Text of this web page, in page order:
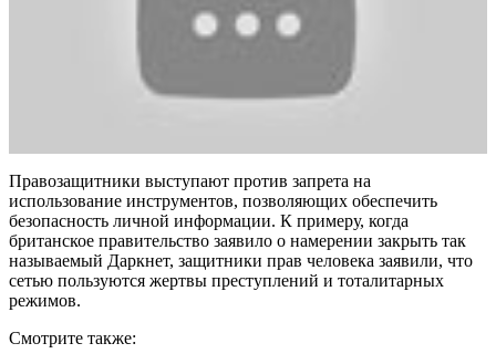
Правозащитники выступают против запрета на
использование инструментов, позволяющих обеспечить
безопасность личной информации. К примеру, когда
британское правительство заявило о намерении закрыть так
называемый Даркнет, защитники прав человека заявили, что
сетью пользуются жертвы преступлений и тоталитарных
режимов.
Смотрите также: